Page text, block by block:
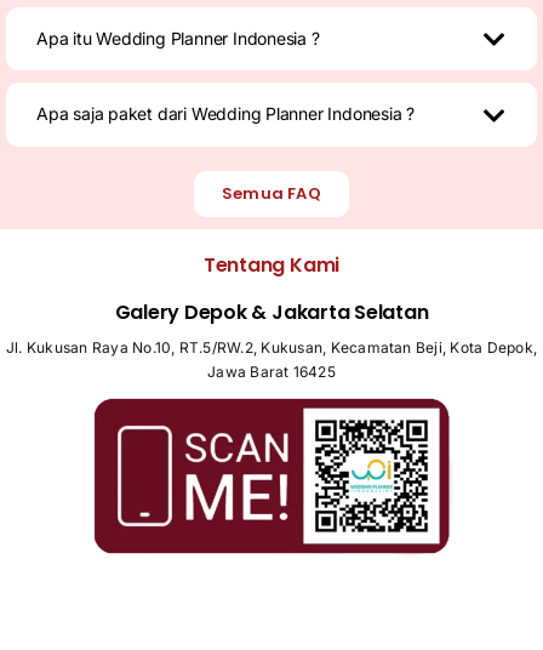
Apa itu Wedding Planner Indonesia ?
Apa saja paket dari Wedding Planner Indonesia ?
Semua FAQ
Tentang Kami
Galery Depok & Jakarta Selatan
Jl. Kukusan Raya No.10, RT.5/RW.2, Kukusan, Kecamatan Beji, Kota Depok,
Jawa Barat 16425